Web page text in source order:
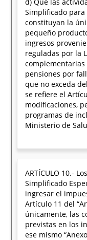
Simplificado para
constituyan la
pequeño
ingresos
reguladas por la
pensiones por
que no exceda
se refiere el
modificaciones,
programas de
Ministerio de
ARTÍCULO 10.-
Simplificado
ingresar el
Artículo 11 del
únicamente, las
previstas en los
ese mismo